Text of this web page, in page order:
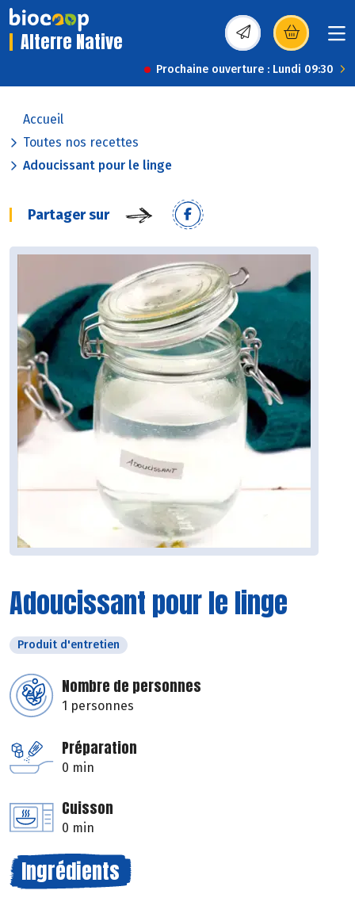
Alterre Native (s’ouvre dans une
Prochaine ouverture : Lundi 09:30
Accueil
Toutes nos recettes
Adoucissant pour le linge
Partager sur
Adoucissant pour le linge
Produit d'entretien
Nombre de personnes
1 personnes
Préparation
0 min
Cuisson
0 min
Ingrédients